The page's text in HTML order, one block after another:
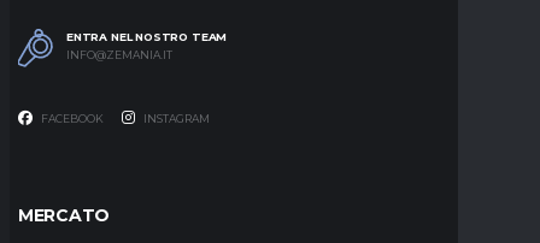
ENTRA NEL NOSTRO TEAM
INFO@ZEMANIA.IT
FACEBOOK INSTAGRAM
MERCATO